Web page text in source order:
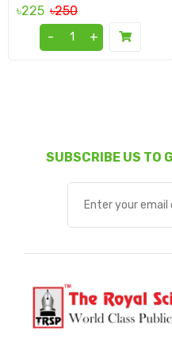
৳225 ৳250
-
+
SUBSCRIBE US TO